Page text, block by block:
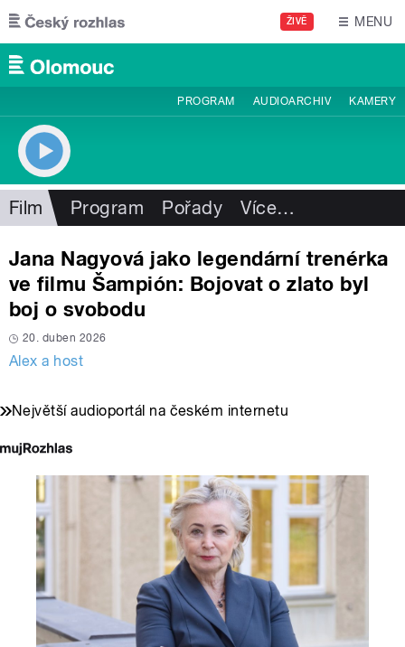
Přejít k hlavnímu obsahu
ŽIVĚ MENU
PROGRAM AUDIOARCHIV KAMERY
Film Program Pořady Více…
Jana Nagyová jako legendární trenérka
ve filmu Šampión: Bojovat o zlato byl
boj o svobodu
20. duben 2026
Alex a host
Největší audioportál na českém internetu